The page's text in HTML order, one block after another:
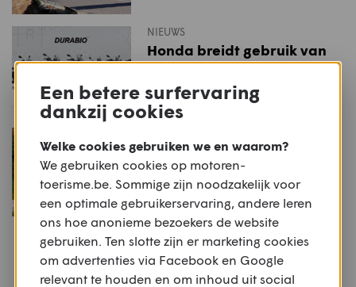
NIEUWS
Honda breidt gebruik van
duurzame materialen
verder uit
Rij-indruk: Honda WN7
STUFF
Productnieuws: Stylmartin
ACE
Een betere surfervaring
dankzij cookies
Welke cookies gebruiken we en waarom?
We gebruiken cookies op motoren-
toerisme.be. Sommige zijn noodzakelijk voor
een optimale gebruikerservaring, andere leren
ons hoe anonieme bezoekers de website
gebruiken. Ten slotte zijn er marketing cookies
om advertenties via Facebook en Google
relevant te houden en om inhoud uit social